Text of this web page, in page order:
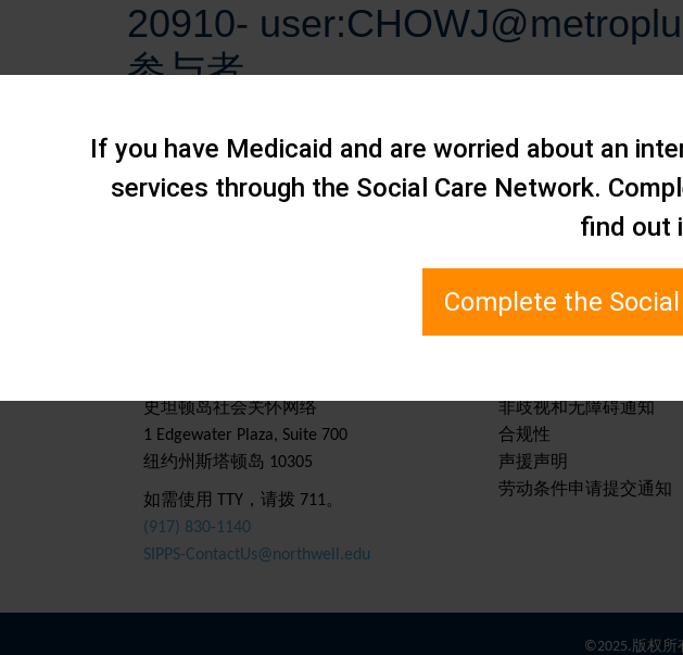
20910-
参与者
2018 年 7 月 26 日 作者
倡议：
史坦顿岛社会关怀网络
1 Edgewater Plaza, Suite 700
纽约州斯塔顿岛 10305
如需使用 TTY，请拨 711。
(917) 830-1140
SIPPS-ContactUs@northwell.edu
非歧视和无障碍通知
合规性
声援声明
劳动条件申请提交通知
©2025.版权所
If you have Medicaid and are worried about an
services through the Social Care Network.
find out
Complete the